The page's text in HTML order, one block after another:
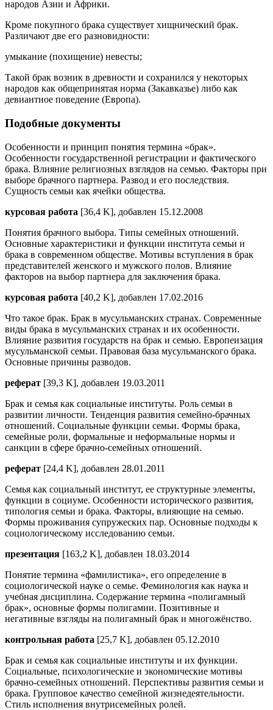
народов Азии и Африки.
Кроме покупного брака существует хищнический брак.
Различают две его разновидности:
умыкание (похищение) невесты;
Такой брак возник в древности и сохранился у некоторых
народов как общепринятая норма (Закавказье) либо как
девиантное поведение (Европа).
Подобные документы
Особенности и принцип понятия термина «брак».
Особенности государственной регистрации и фактического
брака. Влияние религиозных взглядов на семью. Факторы при
выборе брачного партнера. Развод и его последствия.
Сущность семьи как ячейки общества.
курсовая работа [36,4 K], добавлен 15.12.2008
Понятия брачного выбора. Типы семейных отношений.
Основные характеристики и функции института семьи и
брака в современном обществе. Мотивы вступления в брак
представителей женского и мужского полов. Влияние
факторов на выбор партнера для заключения брака.
курсовая работа [40,2 K], добавлен 17.02.2016
Что такое брак. Брак в мусульманских странах. Современные
виды брака в мусульманских странах и их особенности.
Влияние развития государств на брак и семью. Европеизация
мусульманской семьи. Правовая база мусульманского брака.
Основные причины разводов.
реферат [39,3 K], добавлен 19.03.2011
Брак и семья как социальные институты. Роль семьи в
развитии личности. Тенденция развития семейно-брачных
отношений. Социальные функции семьи. Формы брака,
семейные роли, формальные и неформальные нормы и
санкции в сфере брачно-семейных отношений.
реферат [24,4 K], добавлен 28.01.2011
Семья как социальный институт, ее структурные элементы,
функции в социуме. Особенности исторического развития,
типология семьи и брака. Факторы, влияющие на семью.
Формы проживания супружеских пар. Основные подходы к
социологическому исследованию семьи.
презентация [163,2 K], добавлен 18.03.2014
Понятие термина «фамилистика», его определение в
социологической науке о семье. Феминология как наука и
учебная дисциплина. Содержание термина «полигамный
брак», основные формы полигамии. Позитивные и
негативные взгляды на полигамный брак и многожёнство.
контрольная работа [25,7 K], добавлен 05.12.2010
Брак и семья как социальные институты и их функции.
Социальные, психологические и экономические мотивы
брачно-семейных отношений. Перспективы развития семьи и
брака. Групповое качество семейной жизнедеятельности.
Стиль исполнения внутрисемейных ролей.